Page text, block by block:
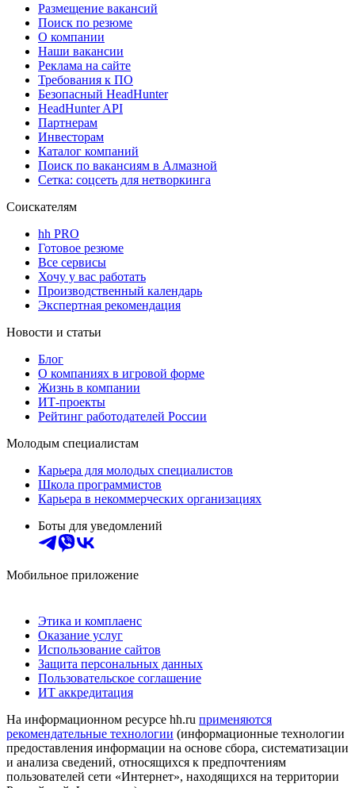
Размещение вакансий
Поиск по резюме
О компании
Наши вакансии
Реклама на сайте
Требования к ПО
Безопасный HeadHunter
HeadHunter API
Партнерам
Инвесторам
Каталог компаний
Поиск по вакансиям в Алмазной
Сетка: соцсеть для нетворкинга
Соискателям
hh PRO
Готовое резюме
Все сервисы
Хочу у вас работать
Производственный календарь
Экспертная рекомендация
Новости и статьи
Блог
О компаниях в игровой форме
Жизнь в компании
ИТ-проекты
Рейтинг работодателей России
Молодым специалистам
Карьера для молодых специалистов
Школа программистов
Карьера в некоммерческих организациях
Боты для уведомлений
Мобильное приложение
Этика и комплаенс
Оказание услуг
Использование сайтов
Защита персональных данных
Пользовательское соглашение
ИТ аккредитация
На информационном ресурсе hh.ru применяются
рекомендательные технологии (информационные технологии
предоставления информации на основе сбора, систематизации
и анализа сведений, относящихся к предпочтениям
пользователей сети «Интернет», находящихся на территории